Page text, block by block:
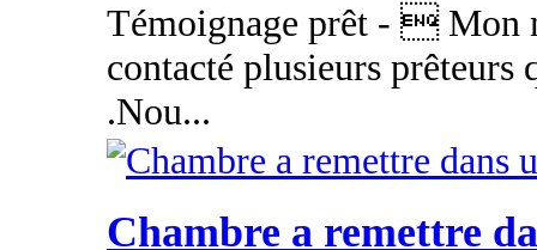
Témoignage prêt -  Mon
contacté plusieurs prêteurs
.Nou...
Chambre a remettre